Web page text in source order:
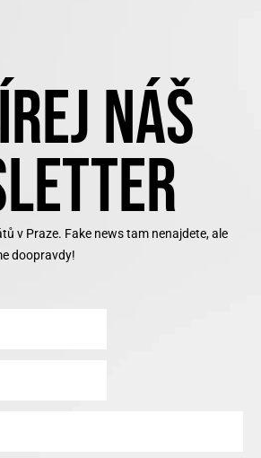
NÁŠ
v Praze. Fake news tam nenajdete, ale
doopravdy!